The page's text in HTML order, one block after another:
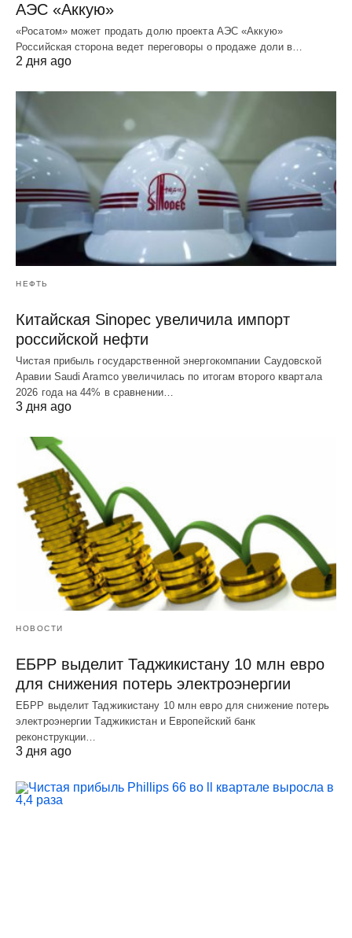
АЭС «Аккую»
«Росатом» может продать долю проекта АЭС «Аккую»
Российская сторона ведет переговоры о продаже доли в…
2 дня ago
НЕФТЬ
Китайская Sinopec увеличила импорт
российской нефти
Чистая прибыль государственной энергокомпании Саудовской
Аравии Saudi Aramco увеличилась по итогам второго квартала
2026 года на 44% в сравнении…
3 дня ago
НОВОСТИ
ЕБРР выделит Таджикистану 10 млн евро
для снижения потерь электроэнергии
ЕБРР выделит Таджикистану 10 млн евро для снижение потерь
электроэнергии Таджикистан и Европейский банк
реконструкции…
3 дня ago